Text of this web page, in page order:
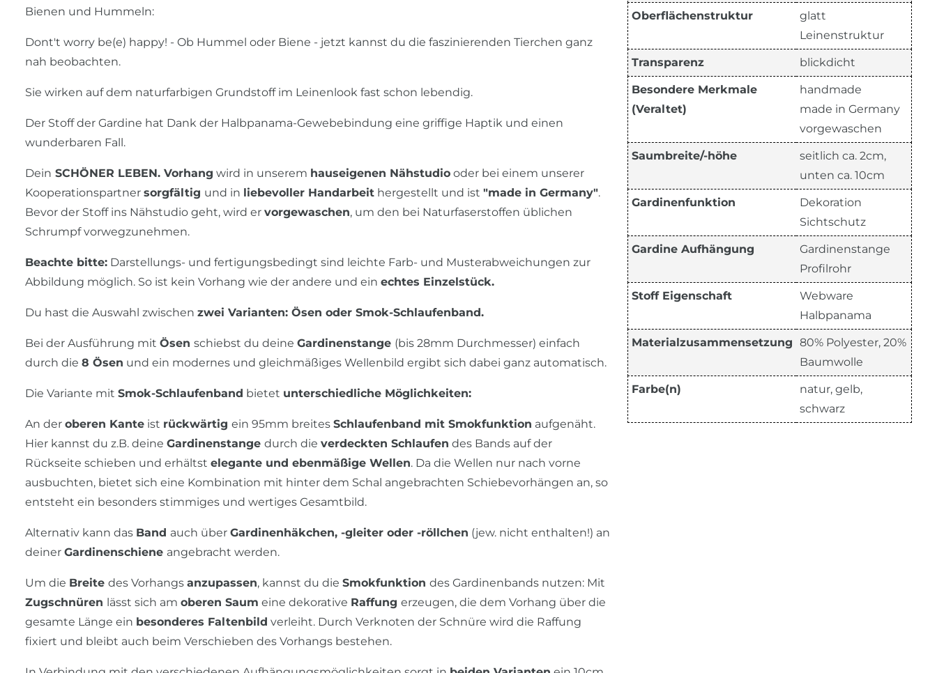
Bienen und Hummeln:
Dont't worry be(e) happy! - Ob Hummel oder Biene - jetzt kannst du die faszinierenden Tierchen ganz
nah beobachten.
Sie wirken auf dem naturfarbigen Grundstoff im Leinenlook fast schon lebendig.
Der Stoff der Gardine hat Dank der Halbpanama-Gewebebindung eine griffige Haptik und einen
wunderbaren Fall.
Dein SCHÖNER LEBEN. Vorhang wird in unserem hauseigenen Nähstudio oder bei einem unserer
Kooperationspartner sorgfältig und in liebevoller Handarbeit hergestellt und ist "made in Germany".
Bevor der Stoff ins Nähstudio geht, wird er vorgewaschen, um den bei Naturfaserstoffen üblichen
Schrumpf vorwegzunehmen.
Beachte bitte: Darstellungs- und fertigungsbedingt sind leichte Farb- und Musterabweichungen zur
Abbildung möglich. So ist kein Vorhang wie der andere und ein echtes Einzelstück.
Du hast die Auswahl zwischen zwei Varianten: Ösen oder Smok-Schlaufenband.
Bei der Ausführung mit Ösen schiebst du deine Gardinenstange (bis 28mm Durchmesser) einfach
durch die 8 Ösen und ein modernes und gleichmäßiges Wellenbild ergibt sich dabei ganz automatisch.
Die Variante mit Smok-Schlaufenband bietet unterschiedliche Möglichkeiten:
An der oberen Kante ist rückwärtig ein 95mm breites Schlaufenband mit Smokfunktion aufgenäht.
Hier kannst du z.B. deine Gardinenstange durch die verdeckten Schlaufen des Bands auf der
Rückseite schieben und erhältst elegante und ebenmäßige Wellen. Da die Wellen nur nach vorne
ausbuchten, bietet sich eine Kombination mit hinter dem Schal angebrachten Schiebevorhängen an, so
entsteht ein besonders stimmiges und wertiges Gesamtbild.
Alternativ kann das Band auch über Gardinenhäkchen, -gleiter oder -röllchen (jew. nicht enthalten!) an
deiner Gardinenschiene angebracht werden.
Um die Breite des Vorhangs anzupassen, kannst du die Smokfunktion des Gardinenbands nutzen: Mit
Zugschnüren lässt sich am oberen Saum eine dekorative Raffung erzeugen, die dem Vorhang über die
gesamte Länge ein besonderes Faltenbild verleiht. Durch Verknoten der Schnüre wird die Raffung
fixiert und bleibt auch beim Verschieben des Vorhangs bestehen.
Oberflächenstruktur
glatt
Leinenstruktur
Transparenz blickdicht
Besondere Merkmale
(Veraltet)
handmade
made in Germany
vorgewaschen
Saumbreite/-höhe
seitlich ca. 2cm,
unten ca. 10cm
Gardinenfunktion
Dekoration
Sichtschutz
Gardine Aufhängung
Gardinenstange
Profilrohr
Stoff Eigenschaft
Webware
Halbpanama
Materialzusammensetzung 80% Polyester, 20%
Baumwolle
Farbe(n)
natur, gelb,
schwarz